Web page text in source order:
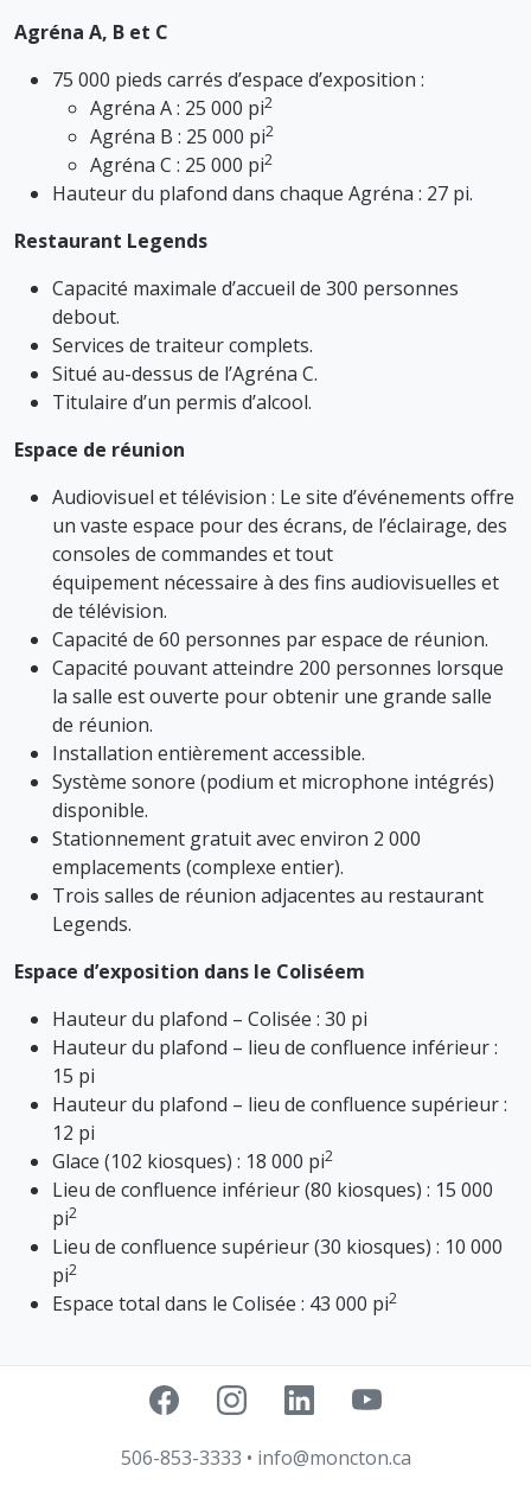
Agréna A, B et C
75 000 pieds carrés d’espace d’exposition :
Agréna A : 25 000 pi2
Agréna B : 25 000 pi2
Agréna C : 25 000 pi2
Hauteur du plafond dans chaque Agréna : 27 pi.
Restaurant Legends
Capacité maximale d’accueil de 300 personnes
debout.
Services de traiteur complets.
Situé au-dessus de l’Agréna C.
Titulaire d’un permis d’alcool.
Espace de réunion
Audiovisuel et télévision : Le site d’événements offre
un vaste espace pour des écrans, de l’éclairage, des
consoles de commandes et tout
équipement nécessaire à des fins audiovisuelles et
de télévision.
Capacité de 60 personnes par espace de réunion.
Capacité pouvant atteindre 200 personnes lorsque
la salle est ouverte pour obtenir une grande salle
de réunion.
Installation entièrement accessible.
Système sonore (podium et microphone intégrés)
disponible.
Stationnement gratuit avec environ 2 000
emplacements (complexe entier).
Trois salles de réunion adjacentes au restaurant
Legends.
Espace d’exposition dans le Coliséem
Hauteur du plafond – Colisée : 30 pi
Hauteur du plafond – lieu de confluence inférieur :
15 pi
Hauteur du plafond – lieu de confluence supérieur :
12 pi
Glace (102 kiosques) : 18 000 pi2
Lieu de confluence inférieur (80 kiosques) : 15 000
pi2
Lieu de confluence supérieur (30 kiosques) : 10 000
pi2
Espace total dans le Colisée : 43 000 pi2
506-853-3333 • info@moncton.ca